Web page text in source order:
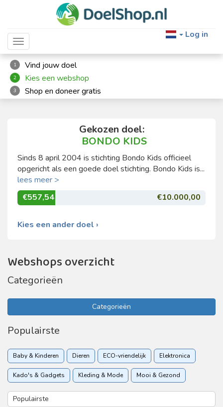
Toggle navigation
Log in
1 Vind jouw doel
2 Kies een webshop
3 Shop en doneer gratis
Gekozen doel:
BONDO KIDS
Sinds 8 april 2004 is stichting Bondo Kids officieel
opgericht als een goede doel stichting. Bondo Kids is...
lees meer >
€557,54
€10.000,00
Kies een ander doel ›
Webshops overzicht
Categorieën
Categorieën
Populairste
Baby & Kinderen Dieren ECO-vriendelijk Elektronica
Kado's & Gadgets Kleding & Mode Mooi & Gezond
Sport & Recreatie